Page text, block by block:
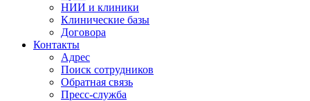
НИИ и клиники
Клинические базы
Договора
Контакты
Адрес
Поиск сотрудников
Обратная связь
Пресс-служба